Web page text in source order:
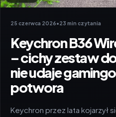
25 czerwca 2026•23 min czytania
Keychron B36
– cichy zestaw
nie udaje
potwora
Keychron przez lata kojarzył